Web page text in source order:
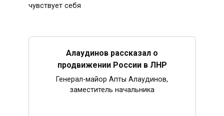
чувствует себя
Алаудинов рассказал о
продвижении России в ЛНР
Генерал-майор Апты Алаудинов,
заместитель начальника